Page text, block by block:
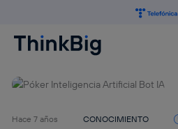
Hace 7 años CONOCIMIENTO